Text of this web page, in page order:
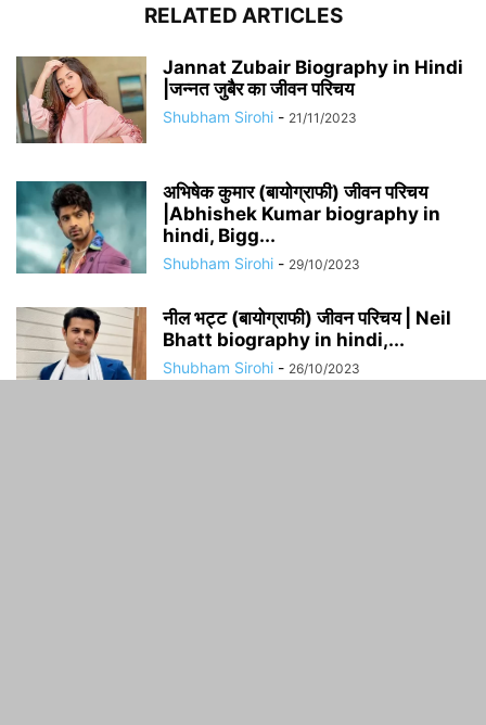
RELATED ARTICLES
Jannat Zubair Biography in Hindi
|जन्नत जुबैर का जीवन परिचय
Shubham Sirohi - 21/11/2023
अभिषेक कुमार (बायोग्राफी) जीवन परिचय
|Abhishek Kumar biography in
hindi, Bigg...
Shubham Sirohi - 29/10/2023
नील भट्ट (बायोग्राफी) जीवन परिचय | Neil
Bhatt biography in hindi,...
Shubham Sirohi - 26/10/2023